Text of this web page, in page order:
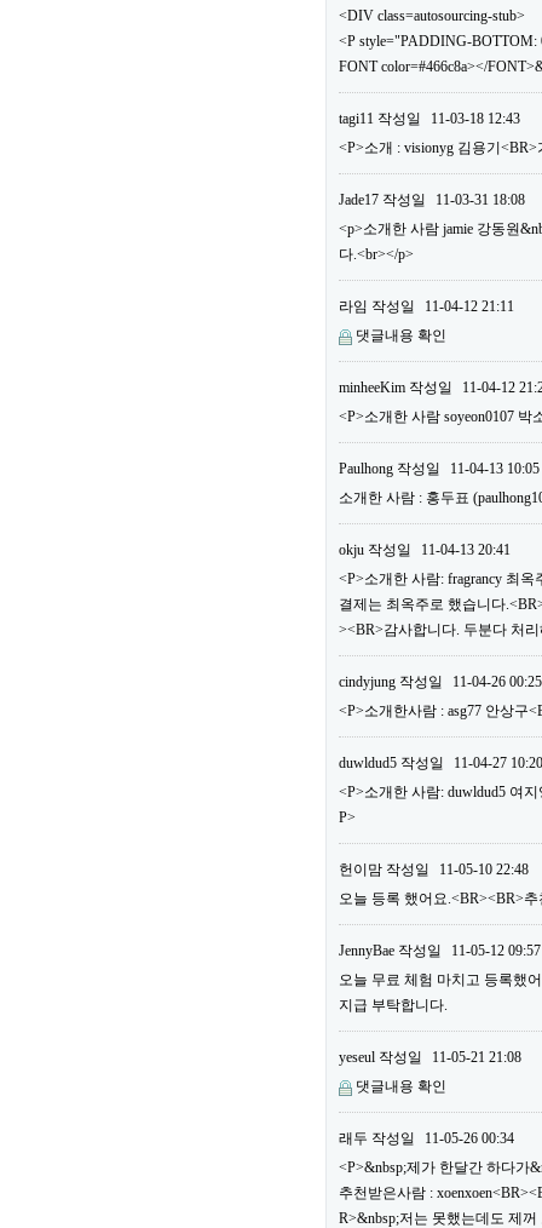
<DIV class=autosourcing-stub>
<P style="PADDING-
FONT color=#466c8a></
tagi11 작성일
11-03-18 12:43
<P>소개 : visionyg 김용기
Jade17 작성일
11-03-31 18:08
<p>소개한 사람 jamie 강동원
다.<br></p>
라임 작성일
11-04-12 21:11
댓글내용 확인
minheeKim 작성일
11-04-12
<P>소개한 사람 soyeon0107 박
Paulhong 작성일
11-04-13 10:05
소개한 사람 : 홍두표
okju 작성일
11-04-13 20:41
<P>소개한 사람: fragrancy 최
결제는 최옥주로 했습니다
><BR>감사합니다. 두분다 처
cindyjung 작성일
11-04-26 00:25
<P>소개한사람 : asg77 안상구
duwldud5 작성일
11-04-27 10:20
<P>소개한 사람: duwldud5 여
P>
헌이맘 작성일
11-05-10 22:48
오늘 등록 했어요.<BR><BR>
JennyBae 작성일
11-05-12 09:57
오늘 무료 체험 마치고 등록했
지급 부탁합니다.
yeseul 작성일
11-05-21 21:08
댓글내용 확인
래두 작성일
11-05-26 00:34
<P>&nbsp;제가 한달간 하다가
추천받은사람 :
R>&nbsp;저는 못했는데도 제